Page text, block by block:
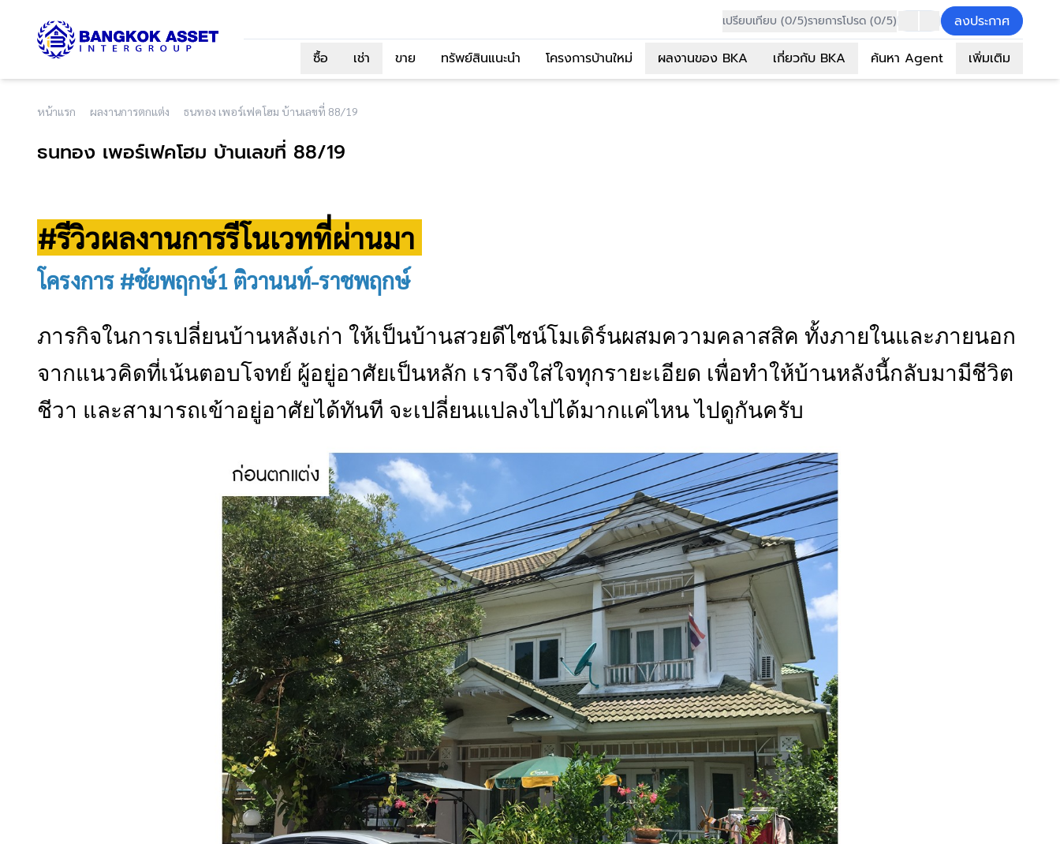
เปรียบเทียบ (0/5)รายการโปรด (0/5)
ลงประกาศ
ซื้อ
เช่า ขาย ทรัพย์สินแนะนำ โครงการบ้านใหม่ ผลงานของ BKA เกี่ยวกับ BKA ค้นหา Agent เพิ่มเติม
หน้าแรก ผลงานการตกแต่ง ธนทอง เพอร์เฟคโฮม บ้านเลขที่ 88/19
ธนทอง เพอร์เฟคโฮม บ้านเลขที่ 88/19
#รีวิวผลงานการรีโนเวทที่ผ่านมา
โครงการ #ชัยพฤกษ์1 ติวานนท์-ราชพฤกษ์
ภารกิจในการเปลี่ยนบ้านหลังเก่า ให้เป็นบ้านสวยดีไซน์โมเดิร์นผสมความคลาสสิค ทั้งภายในและภายนอก
จากแนวคิดที่เน้นตอบโจทย์ ผู้อยู่อาศัยเป็นหลัก เราจึงใส่ใจทุกรายะเอียด เพื่อทำให้บ้านหลังนี้กลับมามีชีวิต
ชีวา และสามารถเข้าอยู่อาศัยได้ทันที จะเปลี่ยนแปลงไปได้มากแค่ไหน ไปดูกันครับ